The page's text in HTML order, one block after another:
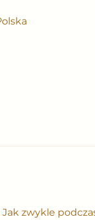
zwykle